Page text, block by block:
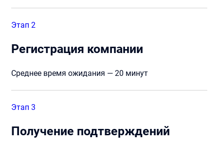
Этап 2
Регистрация компании
Среднее время ожидания — 20 минут
Этап 3
Получение подтверждений